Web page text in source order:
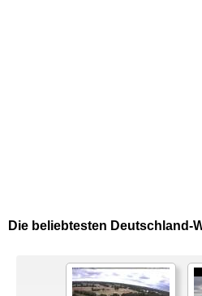
Die beliebtesten Deutschland-